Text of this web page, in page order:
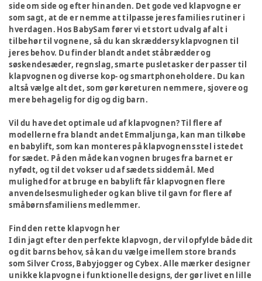
side om side og efter hinanden. Det gode ved klapvogne er
som sagt, at de er nemme at tilpasse jeres families rutiner i
hverdagen. Hos BabySam fører vi et stort udvalg af alt i
tilbehør til vognene, så du kan skræddersy klapvognen til
jeres behov. Du finder blandt andet ståbrædder og
søskendesæder, regnslag, smarte pusletasker der passer til
klapvognen og diverse kop- og smartphoneholdere. Du kan
altså vælge alt det, som gør køreturen nemmere, sjovere og
mere behagelig for dig og dig barn.
Vil du have det optimale ud af klapvognen? Til flere af
modellerne fra blandt andet Emmaljunga, kan man tilkøbe
en babylift, som kan monteres på klapvognens stel i stedet
for sædet. På den måde kan vognen bruges fra barnet er
nyfødt, og til det vokser ud af sædets siddemål. Med
mulighed for at bruge en babylift får klapvognen flere
anvendelsesmuligheder og kan blive til gavn for flere af
småbørnsfamiliens medlemmer.
Find den rette klapvogn her
I din jagt efter den perfekte klapvogn, der vil opfylde både dit
og dit barns behov, så kan du vælge imellem store brands
som Silver Cross, Babyjogger og Cybex. Alle mærker designer
unikke klapvogne i funktionelle designs, der gør livet en lille